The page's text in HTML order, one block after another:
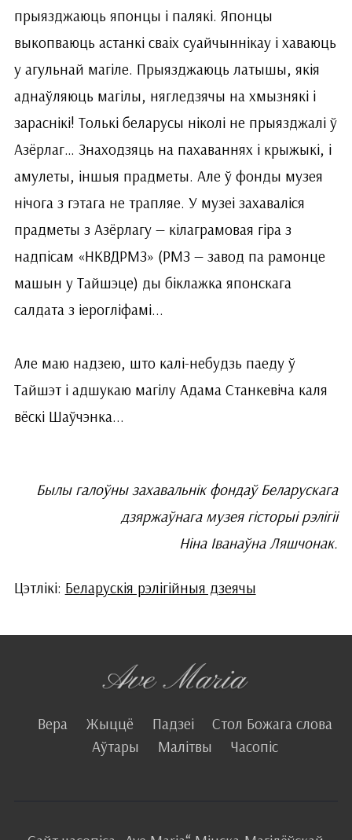
прыязджаюць японцы і палякі. Японцы
выкопваюць астанкі сваіх суайчыннікау і хаваюць
у агульнай магіле. Прыязджаюць латышы, якія
аднаўляюць магілы, нягледзячы на хмызнякі і
зараснікі! Толькі беларусы ніколі не прыязджалі ў
Азёрлаг… Знаходзяць на пахаваннях і крыжыкі, і
амулеты, іншыя прадметы. Але ў фонды музея
нічога з гэтага не трапляе. У музеі захаваліся
прадметы з Азёрлагу — кілаграмовая гіра з
надпісам «НКВДРМЗ» (РМЗ — завод па рамонце
машын у Тайшэце) ды біклажка японскага
салдата з іерогліфамі...
Але маю надзею, што калі-небудзь паеду ў
Тайшэт і адшукаю магілу Адама Станкевіча каля
вёскі Шаўчэнка...
Былы галоўны захавальнік фондаў Беларускага
дзяржаўнага музея гісторыі рэлігіі
Ніна Іванаўна Ляшчонак.
Цэтлікі: Беларускія рэлігійныя дзеячы
Вера Жыццё Падзеі
Стол Божага слова
Аўтары
Малітвы Часопіс